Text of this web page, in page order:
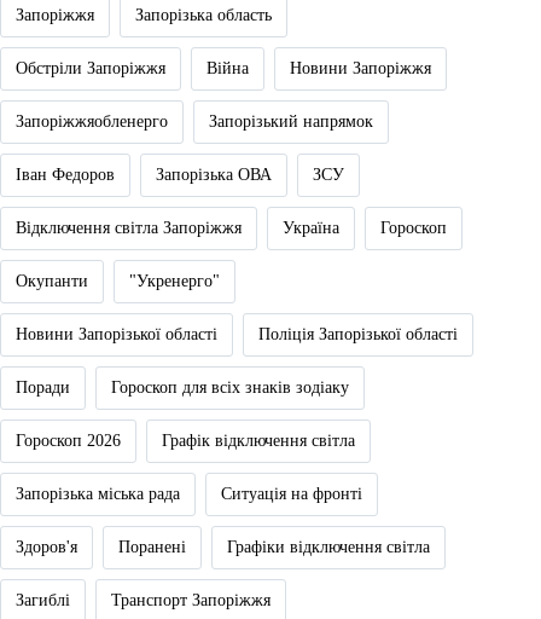
Запоріжжя Запорізька область
Обстріли Запоріжжя Війна Новини Запоріжжя
Запоріжжяобленерго Запорізький напрямок
Іван Федоров Запорізька ОВА ЗСУ
Відключення світла Запоріжжя Україна Гороскоп
Окупанти "Укренерго"
Новини Запорізької області Поліція Запорізької області
Поради Гороскоп для всіх знаків зодіаку
Гороскоп 2026 Графік відключення світла
Запорізька міська рада Ситуація на фронті
Здоров'я Поранені Графіки відключення світла
Загиблі Транспорт Запоріжжя